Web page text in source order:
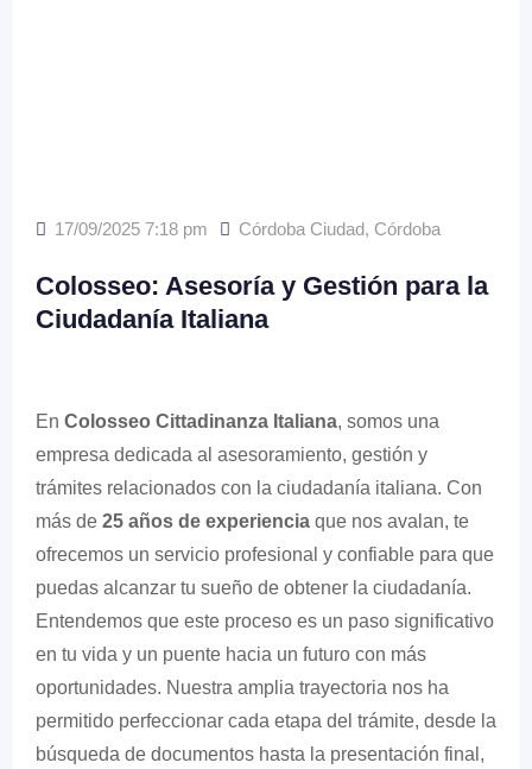
17/09/2025 7:18 pm Córdoba Ciudad, Córdoba
Colosseo: Asesoría y Gestión para la
Ciudadanía Italiana
En Colosseo Cittadinanza Italiana, somos una
empresa dedicada al asesoramiento, gestión y
trámites relacionados con la ciudadanía italiana. Con
más de 25 años de experiencia que nos avalan, te
ofrecemos un servicio profesional y confiable para que
puedas alcanzar tu sueño de obtener la ciudadanía.
Entendemos que este proceso es un paso significativo
en tu vida y un puente hacia un futuro con más
oportunidades. Nuestra amplia trayectoria nos ha
permitido perfeccionar cada etapa del trámite, desde la
búsqueda de documentos hasta la presentación final,